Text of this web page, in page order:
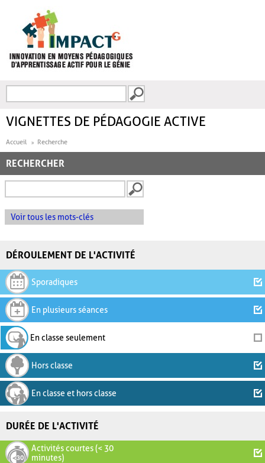
FORMULAIRE DE
VIGNETTES DE PÉDAGOGIE ACTIVE
Accueil Recherche
RECHERCHER
Voir tous les mots-clés
DÉROULEMENT DE L'ACTIVITÉ
Sporadiques
En plusieurs séances
En classe seulement
Hors classe
En classe et hors classe
DURÉE DE L'ACTIVITÉ
Activités courtes (< 30
minutes)